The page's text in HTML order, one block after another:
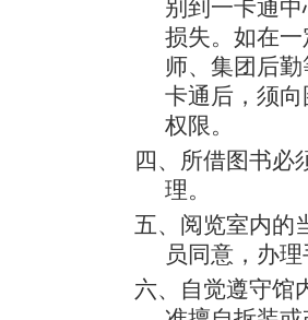
别到一卡通
损失。如在
师、集团后
卡通后，须
权限。
四、所借图书必
理。
五、阅览室内的
员同意，办
六、自觉遵守馆